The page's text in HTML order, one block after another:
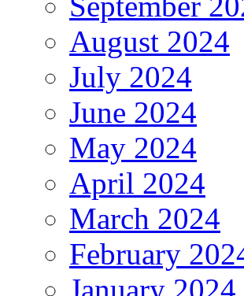
August 2024
July 2024
June 2024
May 2024
April 2024
March 2024
February
January 2024